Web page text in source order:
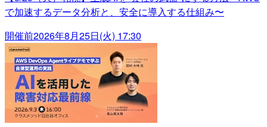
で加速するデータ分析と、安全に導入する仕組み〜
開催前2026年8月25日(火) 17:30